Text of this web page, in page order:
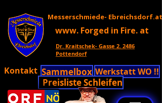
Messerschmiede- Ebreichsdorf.at
www. Forged in Fire. at
Dr. Kraitschek- Gasse 2. 2486
Pottendorf
Kontakt Sammelbox Werkstatt WO !!
Preisliste Schleifen